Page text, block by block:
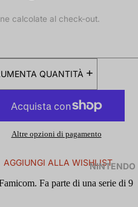
NINTENDO
calcolate al check-out.
QUANTITÀ
Altre opzioni di pagamento
AGGIUNGI ALLA WISHLIST
Fa parte di una serie di 9